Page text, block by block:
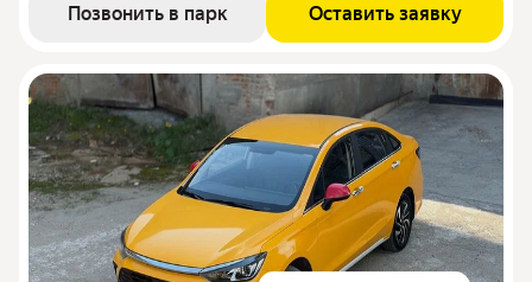
Позвонить в парк Оставить заявку